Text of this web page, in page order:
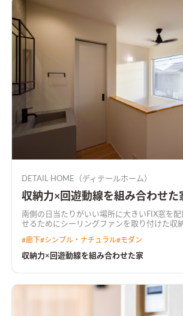
DETAIL HOME（ディテールホーム）
収納力×回遊動線を組み合わせた
南側の日当たりがいい場所に大きいFIX窓を
せるためにシーリングファンを取り付けた収
り快適に。 LDK+畳コーナーは一体的に使えるよう設計し、家族
の憩いの場になるよう仕上げた。折り上げ天
家族でくつろげる小上がりの畳スペースリビ
は隣接するように計画。畳スペースを小上が
ったときの目線の高さがソファーの座面の高
#廊下#シンプル・ナチュラル#モダン
収納力×回遊動線を組み合わせた家